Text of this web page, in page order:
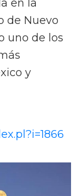
en la
de Nuevo
uno de los
y